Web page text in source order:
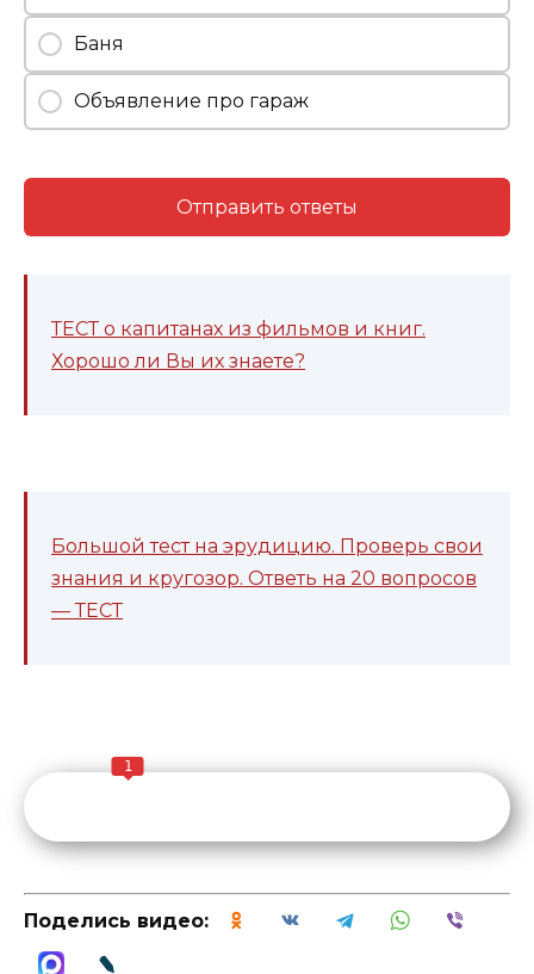
Баня
Объявление про гараж
Отправить ответы
ТЕСТ о капитанах из фильмов и книг.
Хорошо ли Вы их знаете?
Большой тест на эрудицию. Проверь свои
знания и кругозор. Ответь на 20 вопросов
— ТЕСТ
1
Поделись видео: